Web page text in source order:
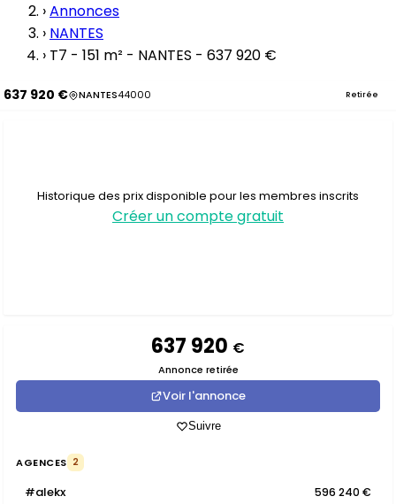
›Annonces
› NANTES
› T7 - 151 m² - NANTES - 637 920 €
637 920 € NANTES44000 Retirée
Historique des prix disponible pour les membres inscrits
Créer un compte gratuit
637 920 €
Annonce retirée
Voir l'annonce
Suivre
AGENCES 2
#aIekx 596 240 €